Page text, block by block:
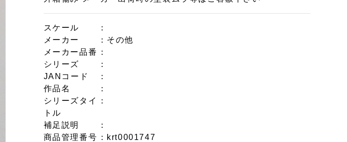
スケール
：
メーカー
：その他
メーカー品番
：
シリーズ
：
JANコード
：
作品名
：
シリーズタイ
トル
：
補足説明
：
商品管理番号 ：krt0001747